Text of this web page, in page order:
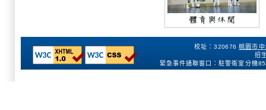
校址：320676桃園市
招
緊急事件通聯窗口：駐警衛室分機